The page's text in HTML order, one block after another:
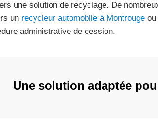
une solution de recyclage. De
un recycleur automobile à Montrouge ou
administrative de cession.
Une solution adaptée